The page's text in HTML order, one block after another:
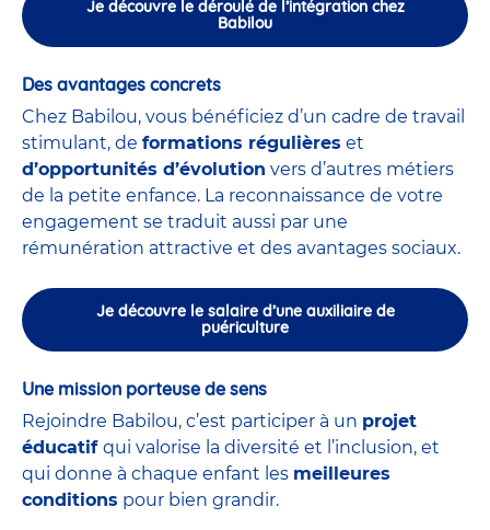
Je découvre le déroulé de l’intégration chez
Babilou
Des avantages concrets
Chez Babilou, vous bénéficiez d’un cadre de travail
stimulant, de formations régulières et
d’opportunités d’évolution vers d’autres métiers
de la petite enfance. La reconnaissance de votre
engagement se traduit aussi par une
rémunération attractive et des avantages sociaux.
Je découvre le salaire d’une auxiliaire de
puériculture
Une mission porteuse de sens
Rejoindre Babilou, c’est participer à un projet
éducatif qui valorise la diversité et l’inclusion, et
qui donne à chaque enfant les meilleures
conditions pour bien grandir.